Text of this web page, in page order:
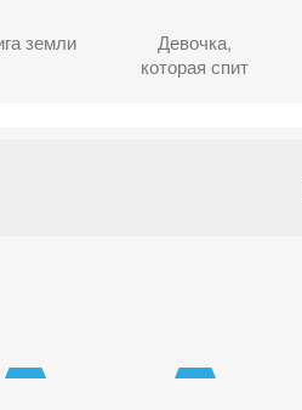
земли
Девочка,
которая спит